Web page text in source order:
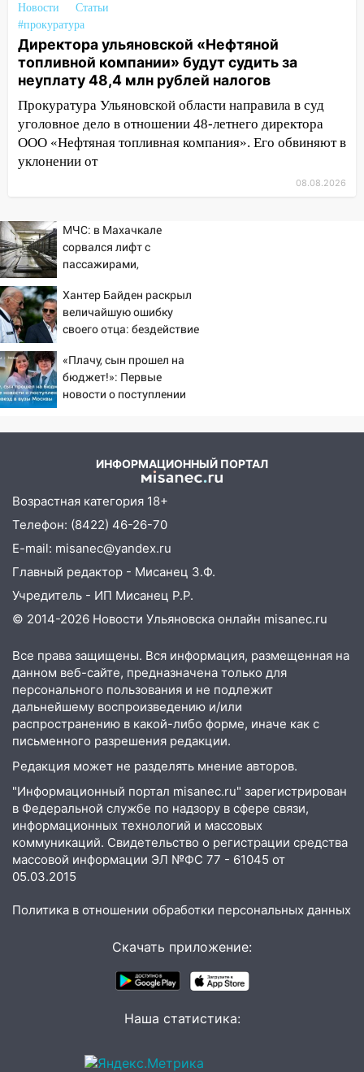
10:11 Директора ульяновской
«Нефтяной топливной компании» будут
судить за неуплату 48,4 млн рублей
налогов
09:28 Дети на дорогах: пострадали
велосипедисты, мотоциклисты и
пешеходы. Обзор крупных аварий в
Ульяновской области
Поджог со свечой, 16 сгоревших
07:50
Какая погоды будет днем 8
августа
06:45
Ульяновске останется закрытым до
утра 10 августа
05:18
на 8 августа — кому повезет с
деньгами, а кого ждет неожиданная
встреча
04:47 В Ульяновской области объявили
07.08.2026
20:40 Ульяновские аграрии смогут
купить тракторы с отсрочкой платежа
до декабря
19:34 В следственном управлении
состоялось торжественное
мероприятие, приуроченное к
празднованию Дня сотрудника органов
19:30 Ульяновцев приглашают
поддержать «Симбирскую чебурашку»
на фестивале «ФормАРТ»
18:11 Ульяновская область стала
пилотным регионом проекта
«Культурное долголетие»
17:23 Прогноз погоды в Ульяновской
области на 8 августа
17:16 В реанимацию Ульяновской
областной больницы поступили шесть
новых аппаратов ИВЛ
16:51
В Чердаклинском районе
и проводят новое освещение
В Ульяновске установили ещё
матч «Волги» под открытым небом
Новости
Статьи
#прокуратура
Директора ульяновской «Нефтяной
топливной компании» будут судить за
неуплату 48,4 млн рублей налогов
Прокуратура Ульяновской области направила в суд
уголовное дело в отношении 48-летнего директора
ООО «Нефтяная топливная компания». Его обвиняют в
уклонении от
08.08.2026
МЧС: в Махачкале
сорвался лифт с
пассажирами,
человека
Хантер Байден раскрыл
величайшую ошибку
своего отца: бездействие
«Плачу, сын прошел на
бюджет!»: Первые
новости о поступлении
ИНФОРМАЦИОННЫЙ ПОРТАЛ
Возрастная категория 18+
Телефон: (8422) 46-26-70
E-mail: misanec@yandex.ru
Главный редактор - Мисанец З.Ф.
Учредитель - ИП Мисанец Р.Р.
© 2014-2026 Новости Ульяновска онлайн misanec.ru
Все права защищены. Вся информация, размещенная на
данном веб-сайте, предназначена только для
персонального пользования и не подлежит
дальнейшему воспроизведению и/или
распространению в какой-либо форме, иначе как с
письменного разрешения редакции.
Редакция может не разделять мнение авторов.
"Информационный портал misanec.ru" зарегистрирован
в Федеральной службе по надзору в сфере связи,
информационных технологий и массовых
коммуникаций. Свидетельство о регистрации средства
массовой информации ЭЛ №ФС 77 - 61045 от
05.03.2015
Политика в отношении обработки персональных данных
Скачать приложение:
Наша статистика: